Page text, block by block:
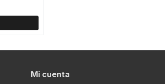
Mi cuenta